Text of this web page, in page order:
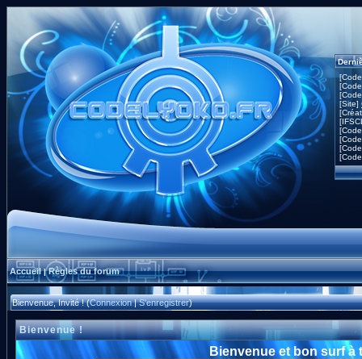
[Site]
Accueil|Règles du forum
Bienvenue, Invité ! (Connexion|S'enregistrer)
Bienvenue !
Bienvenue et bon surf à